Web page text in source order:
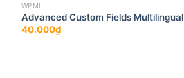
WPML
Advanced Custom Fields Multilingual
40.000₫